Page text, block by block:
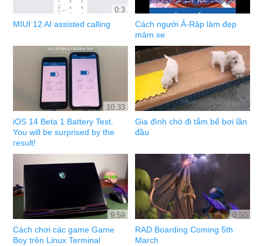
0:3
MIUI 12 AI assisted calling
Cách người Ả-Rập làm đẹp
mâm xe
10:33
iOS 14 Beta 1 Battery Test.
You will be surprised by the
result!
Gia đình chó đi tắm bể bơi lần
đầu
9:59
Cách chơi các game Game
Boy trên Linux Terminal
0:50
RAD Boarding Coming 5th
March